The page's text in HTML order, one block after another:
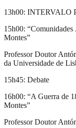
13h00: INTERVALO
15h00: “Comunidades
Montes”
Professor Doutor
da Universidade de
15h45: Debate
16h00: “A Guerra de
Montes”
Professor Doutor